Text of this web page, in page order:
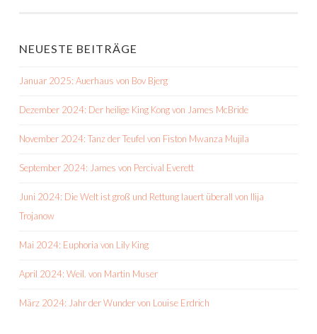
NEUESTE BEITRÄGE
Januar 2025: Auerhaus von Bov Bjerg
Dezember 2024: Der heilige King Kong von James McBride
November 2024: Tanz der Teufel von Fiston Mwanza Mujila
September 2024: James von Percival Everett
Juni 2024: Die Welt ist groß und Rettung lauert überall von Ilija
Trojanow
Mai 2024: Euphoria von Lily King
April 2024: Weil. von Martin Muser
März 2024: Jahr der Wunder von Louise Erdrich